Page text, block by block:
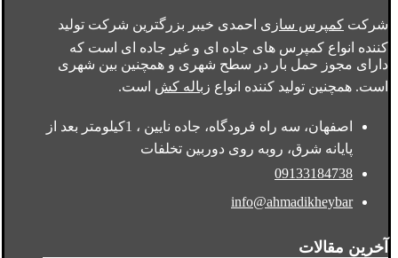
شرکت کمپرس سازی احمدی خیبر بزرگترین شرکت تولید
کننده انواع کمپرس های جاده ای و غیر جاده ای است که
دارای مجوز حمل بار در سطح شهری و همچنین بین شهری
است. همچنین تولید کننده انواع زباله کش است.
اصفهان، سه راه فرودگاه، جاده نایین ، 1کیلومتر بعد از
پایانه شرق، روبه روی دوربین تخلفات
09133184738
info@ahmadikheybar
آخرین مقالات